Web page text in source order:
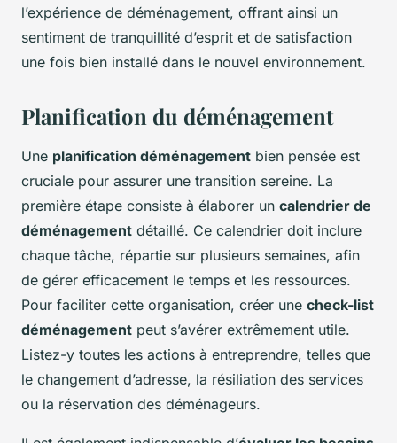
l’expérience de déménagement, offrant ainsi un
sentiment de tranquillité d’esprit et de satisfaction
une fois bien installé dans le nouvel environnement.
Planification du déménagement
Une planification déménagement bien pensée est
cruciale pour assurer une transition sereine. La
première étape consiste à élaborer un calendrier de
déménagement détaillé. Ce calendrier doit inclure
chaque tâche, répartie sur plusieurs semaines, afin
de gérer efficacement le temps et les ressources.
Pour faciliter cette organisation, créer une check-list
déménagement peut s’avérer extrêmement utile.
Listez-y toutes les actions à entreprendre, telles que
le changement d’adresse, la résiliation des services
ou la réservation des déménageurs.